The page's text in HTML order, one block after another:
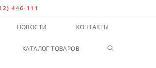
446-111
НОВОСТИ КОНТАКТЫ
КАТАЛОГ ТОВАРОВ